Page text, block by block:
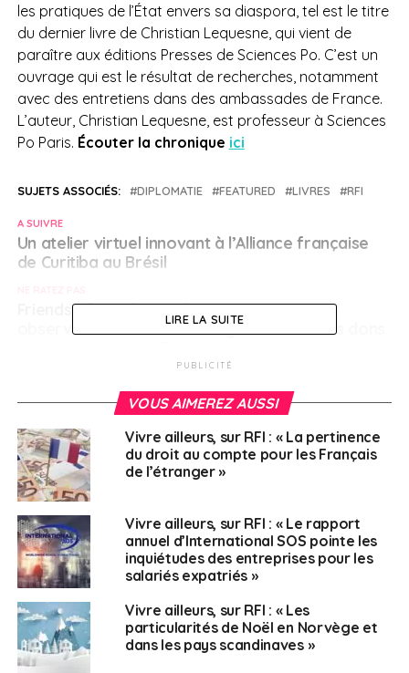
les pratiques de l’État envers sa diaspora, tel est le titre
du dernier livre de Christian Lequesne, qui vient de
paraître aux éditions Presses de Sciences Po. C’est un
ouvrage qui est le résultat de recherches, notamment
avec des entretiens dans des ambassades de France.
L’auteur, Christian Lequesne, est professeur à Sciences
Po Paris. Écouter la chronique ici
SUJETS ASSOCIÉS: DIPLOMATIE FEATURED LIVRES RFI
A SUIVRE
Un atelier virtuel innovant à l’Alliance française
de Curitiba au Brésil
Friends of Fondation de France : « Nous
observons une véritable augmentation des dons
Français à l'étranger
LIRE LA SUITE
PUBLICITÉ
VOUS AIMEREZ AUSSI
Vivre ailleurs, sur RFI : « La pertinence
du droit au compte pour les Français
de l’étranger »
Vivre ailleurs, sur RFI : « Le rapport
annuel d’International SOS pointe les
inquiétudes des entreprises pour les
salariés expatriés »
Vivre ailleurs, sur RFI : « Les
particularités de Noël en Norvège et
dans les pays scandinaves »